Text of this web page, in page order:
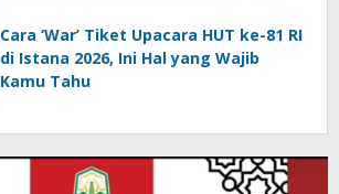
Cara ‘War’ Tiket Upacara HUT ke-81 RI
di Istana 2026, Ini Hal yang Wajib
Kamu Tahu